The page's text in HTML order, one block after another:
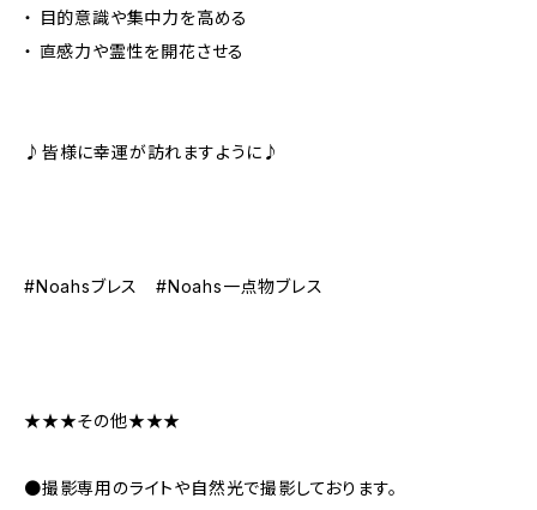
・ 目的意識や集中力を高める
・ 直感力や霊性を開花させる
♪皆様に幸運が訪れますように♪
#Noahsブレス #Noahs一点物ブレス
★★★その他★★★
●撮影専用のライトや自然光で撮影しております。